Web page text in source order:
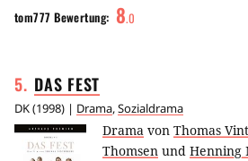
tom777 Bewertung: 8.0
5. DAS FEST
DK(1998) | Drama,Sozialdrama
Drama von Thomas
Thomsen und Henning